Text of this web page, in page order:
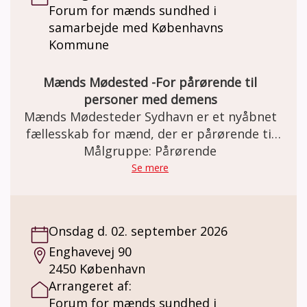
tovholder Helle Christensen på mail
hc5a@get2net.dk Vi glæder os til at se dig
Forum for mænds sundhed i
samarbejde med Københavns
Kommune
Mænds Mødested -For pårørende til
personer med demens
Mænds Mødesteder Sydhavn er et nyåbnet
fællesskab for mænd, der er pårørende til
en person med demens. Det nye fællesskab
er et uforpligtende frirum, hvor mænd kan
alt fra foredrag og udflugter til madlavning,
kortspil eller blot en snak over en kop kaffe.
Rammerne er fleksible, og det er mændene
selv, der former indholdet. Én ting er dog
Målgruppe: Pårørende
Se mere
Onsdag d. 02. september 2026
Enghavevej 90
2450 København
Arrangeret af:
Forum for mænds sundhed i